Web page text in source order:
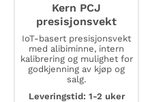
Kern PCJ
presisjonsvekt
IoT-basert presisjonsvekt
med alibiminne, intern
kalibrering og mulighet for
godkjenning av kjøp og
salg.
Leveringstid: 1-2 uker